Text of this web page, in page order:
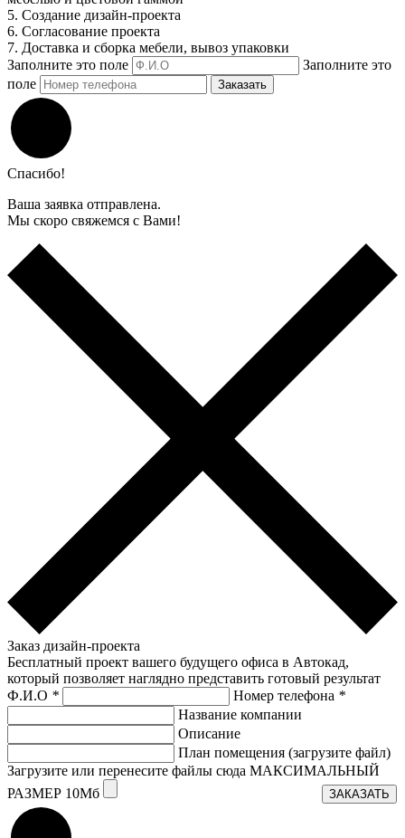
5. Создание дизайн-проекта
6. Согласование проекта
7. Доставка и сборка мебели, вывоз упаковки
Заполните это поле
Заполните это
поле
Заказать
Спасибо!
Ваша заявка отправлена.
Мы скоро свяжемся с Вами!
Заказ дизайн-проекта
Бесплатный проект вашего будущего офиса в Автокад,
который позволяет наглядно представить готовый результат
Ф.И.О * Номер телефона *
Название компании
Описание
План помещения (загрузите файл)
Загрузите или перенесите файлы сюда МАКСИМАЛЬНЫЙ
РАЗМЕР 10Мб
ЗАКАЗАТЬ